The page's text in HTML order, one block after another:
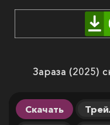
Зараза (2025)
Скачать